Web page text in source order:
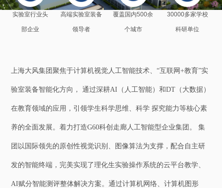
实验室行业头
部企业
高端实验室装备
领导者
覆盖国内500余
个城市
30000多家学校
科研单位
上海大风集团聚焦于计算机视觉人工智能技术、“互联网+教育”实
验室装备智能化方向， 通过深耕AI（人工智能）和DT（大数据）
在教育领域的应用，引领学生科学思维、科学 探究能力等核心素
养的全面发展。着力打造G60科创走廊人工智能型企业集团。 集
团以国际领先的原创性视觉识别、图像算法为支撑，配合自主研
发的智能终端，完美实现了理化生实验操作系统的云平台教学、
AI赋分智能测评整体解决方案。通过计算机网络、计算机图形